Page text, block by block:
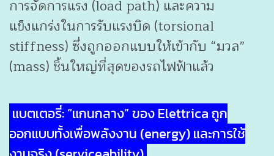
การจัดการแรง (load path) และความ
แข็งแกร่งในการรับแรงบิด (torsional
stiffness) ซึ่งถูกออกแบบให้เข้ากับ “มวล”
(mass) ชิ้นใหญ่ที่สุดของรถไฟฟ้าแล้ว
แบตเตอรี่: “แกนกลาง” ของ Elettrica ถูก
ออกแบบทั้งเพื่อพลังงาน (energy) และการใช้